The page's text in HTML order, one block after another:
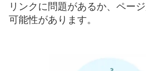
リンクに問題があるか、ペー
可能性があります。